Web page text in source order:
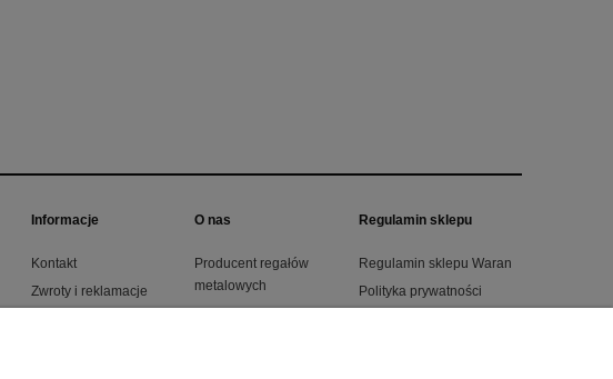
Informacje
Kontakt
Zwroty i reklamacje
O nas
Producent regałów
metalowych
Kontakt
Regulamin sklepu
Regulamin sklepu Waran
Polityka prywatności